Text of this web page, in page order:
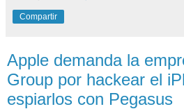
Compartir
Apple demanda la
Group por hackear el
espiarlos con Pegasus